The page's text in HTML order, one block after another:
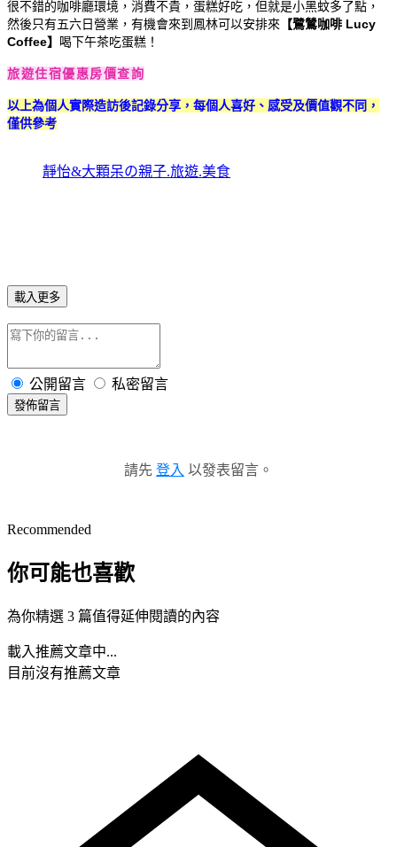
很不錯的咖啡廳環境，消費不貴，蛋糕好吃，但就是小黑蚊多了點，
然後只有五六日營業，有機會來到鳳林可以安排來 【鷺鷥咖啡 Lucy
Coffee】
喝下午茶吃蛋糕！
旅遊住宿優惠房價查詢
以上為個人實際造訪後記錄分享，每個人喜好、感受及價值觀不同，
僅供參考
靜怡&大顆呆の親子.旅遊.美食
載入更多
公開留言 私密留言
發佈留言
請先 登入 以發表留言。
Recommended
你可能也喜歡
為你精選 3 篇值得延伸閱讀的內容
載入推薦文章中...
目前沒有推薦文章